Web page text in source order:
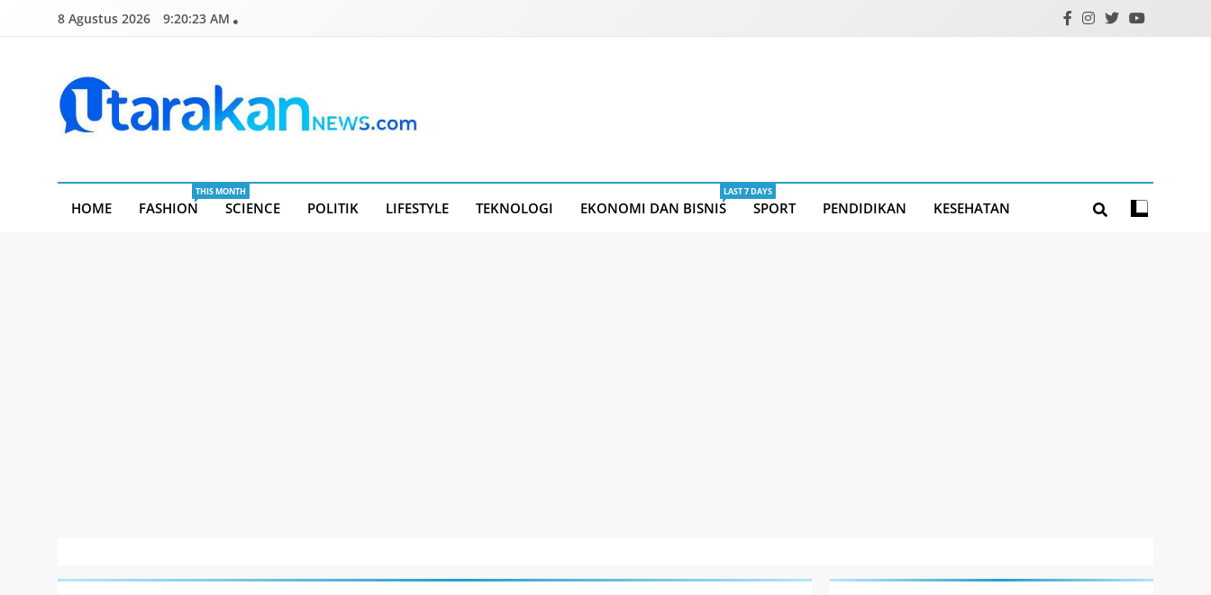
8 Agustus 2026 9:20:24 AM
HOME FASHION
THIS MONTH
SCIENCE POLITIK LIFESTYLE TEKNOLOGI EKONOMI DAN BISNIS
LAST 7 DAYS
SPORT PENDIDIKAN KESEHATAN